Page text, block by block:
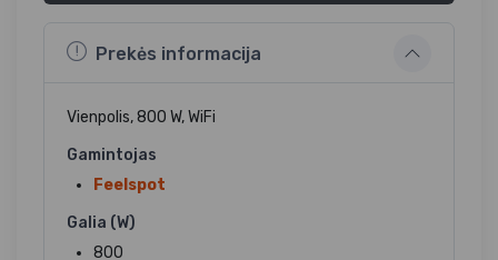
Prekės informacija
Vienpolis, 800 W, WiFi
Gamintojas
Feelspot
Galia (W)
800